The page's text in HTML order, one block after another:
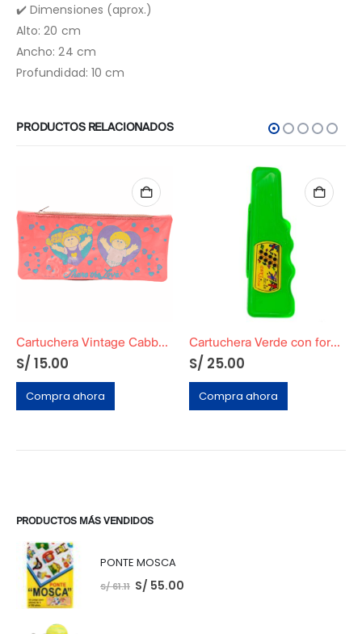
✔️ Dimensiones (aprox.)
Alto: 20 cm
Ancho: 24 cm
Profundidad: 10 cm
PRODUCTOS RELACIONADOS
Cartuchera Vintage Cabbage Original
S/ 15.00
Compra ahora
Cartuchera Verde con forma de Guitarra
S/ 25.00
Compra ahora
PRODUCTOS MÁS VENDIDOS
PONTE MOSCA
S/61.11 S/ 55.00